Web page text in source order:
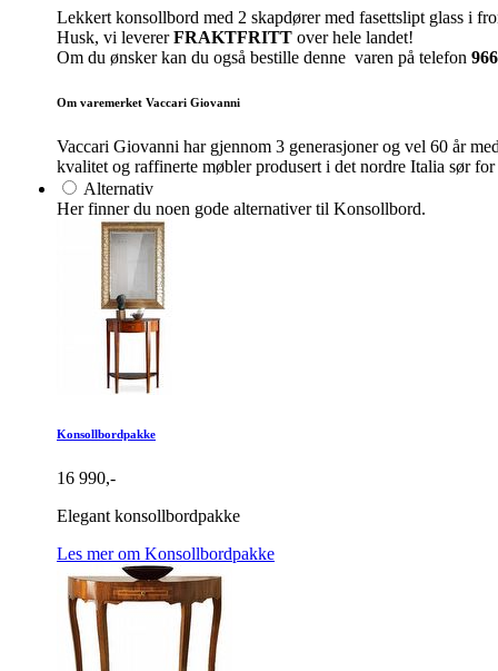
Lekkert konsollbord med 2 skapdører med fasettslipt glass i
Husk, vi levererFRAKTFRITT over hele landet!
Om du ønsker kan du også bestille denne varen på telefon
Om varemerket Vaccari Giovanni
Vaccari Giovanni har gjennom 3 generasjoner og vel 60 år
kvalitet og raffinerte møbler produsert i det nordre Italia sør
Alternativ
Her finner du noen gode alternativer til Konsollbord.
Konsollbordpakke
16 990,-
Elegant konsollbordpakke
Les mer om Konsollbordpakke